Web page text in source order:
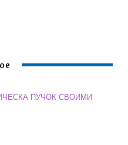
ПУЧОК СВОИМИ